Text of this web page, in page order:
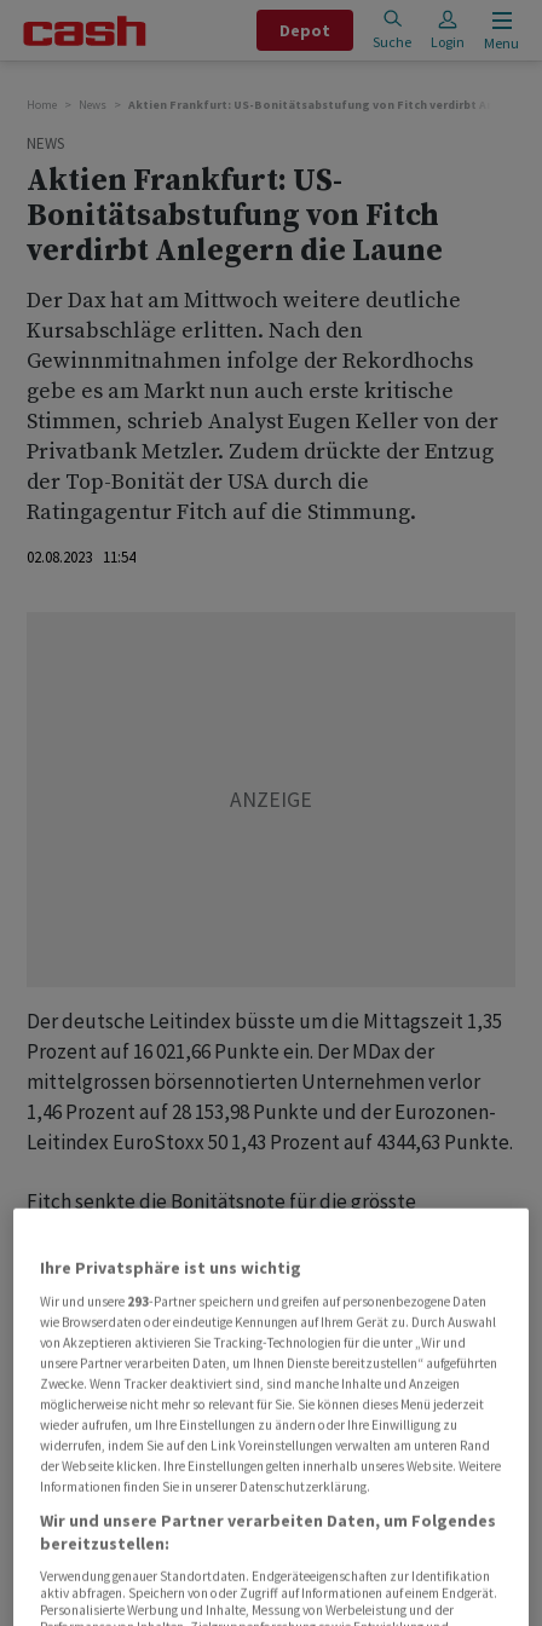
Depot
Suche Login Menu
Home News Aktien Frankfurt: US-Bonitätsabstufung von Fitch verdirbt Anlegern
NEWS
Aktien Frankfurt: US-
Bonitätsabstufung von Fitch
verdirbt Anlegern die Laune
Der Dax hat am Mittwoch weitere deutliche
Kursabschläge erlitten. Nach den
Gewinnmitnahmen infolge der Rekordhochs
gebe es am Markt nun auch erste kritische
Stimmen, schrieb Analyst Eugen Keller von der
Privatbank Metzler. Zudem drückte der Entzug
der Top-Bonität der USA durch die
Ratingagentur Fitch auf die Stimmung.
02.08.2023 11:54
Der deutsche Leitindex büsste um die Mittagszeit 1,35
Prozent auf 16 021,66 Punkte ein. Der MDax der
mittelgrossen börsennotierten Unternehmen verlor
1,46 Prozent auf 28 153,98 Punkte und der Eurozonen-
Leitindex EuroStoxx 50 1,43 Prozent auf 4344,63 Punkte.
Fitch senkte die Bonitätsnote für die grösste
"AA+". Für mehrere Beobachter kam der Schritt und
auch der Zeitpunkt überraschend. Nachdem
Konkurrentin S&P den USA bereits im Jahr 2011 die
Top-Bonität aberkannt habe, hätten sie nur noch bei
Moody?s ein erstklassiges Rating, betonte Ökonom
Thomas Gitzel von der VP Bank.
In Asien standen die Aktienkurse vor allem von Tech-
Unternehmen unter Druck, und in den USA gaben die
Futures ebenfalls nach. Die Bonitäts-Abstufung liefere
einen Grund, erst einmal Kasse zu machen, erklärte ein
Ihre Privatsphäre ist uns wichtig
Wir und unsere 293-Partner speichern und greifen auf personenbezogene Daten
wie Browserdaten oder eindeutige Kennungen auf Ihrem Gerät zu. Durch Auswahl
von Akzeptieren aktivieren Sie Tracking-Technologien für die unter „Wir und
unsere Partner verarbeiten Daten, um Ihnen Dienste bereitzustellen“ aufgeführten
Zwecke. Wenn Tracker deaktiviert sind, sind manche Inhalte und Anzeigen
möglicherweise nicht mehr so relevant für Sie. Sie können dieses Menü jederzeit
wieder aufrufen, um Ihre Einstellungen zu ändern oder Ihre Einwilligung zu
widerrufen, indem Sie auf den Link Voreinstellungen verwalten am unteren Rand
der Webseite klicken. Ihre Einstellungen gelten innerhalb unseres Website. Weitere
Informationen finden Sie in unserer Datenschutzerklärung.
Wir und unsere Partner verarbeiten Daten, um Folgendes
bereitzustellen:
Verwendung genauer Standortdaten. Endgeräteeigenschaften zur Identifikation
aktiv abfragen. Speichern von oder Zugriff auf Informationen auf einem Endgerät.
Personalisierte Werbung und Inhalte, Messung von Werbeleistung und der